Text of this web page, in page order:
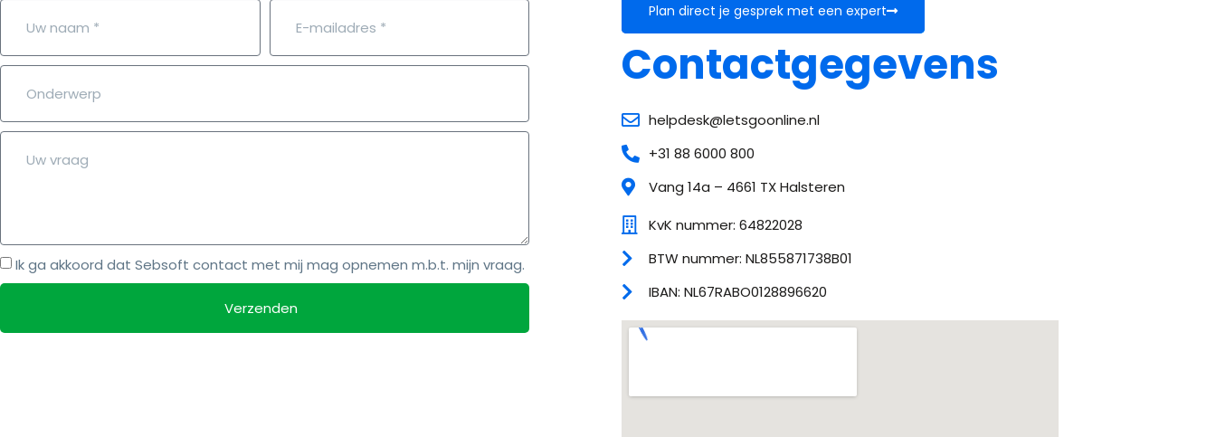
Ik ga akkoord dat Sebsoft contact met mij mag opnemen m.b.t. mijn vraag.
Verzenden
Plan direct je gesprek met een expert
Contactgegevens
helpdesk@letsgoonline.nl
+31 88 6000 800
Vang 14a – 4661 TX Halsteren
KvK nummer: 64822028
BTW nummer: NL855871738B01
IBAN: NL67RABO0128896620